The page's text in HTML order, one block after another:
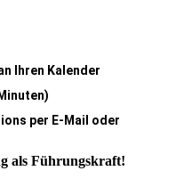
Ihren Kalender
per E-Mail oder
als Führungskraft!